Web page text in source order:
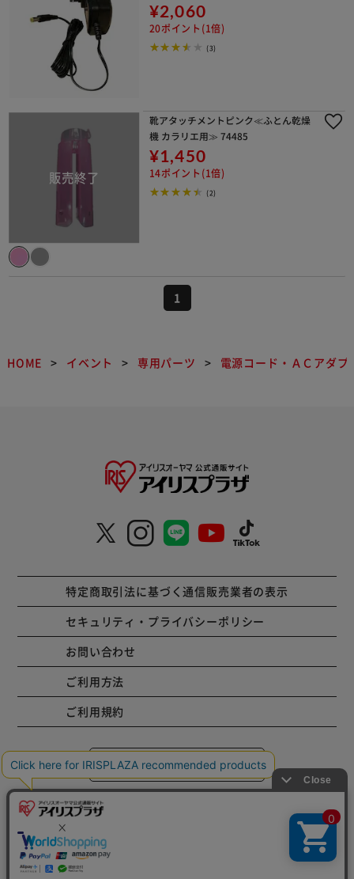
¥2,060
20ポイント(1倍)
(3)
靴アタッチメントピンク≪ふとん乾燥
機 カラリエ用≫ 74485
¥1,450
14ポイント(1倍)
(2)
1
HOME イベント 専用パーツ 電源コード・ＡＣアダプ
特定商取引法に基づく通信販売業者の表示
セキュリティ・プライバシーポリシー
お問い合わせ
ご利用方法
ご利用規約
コーポレートサイト